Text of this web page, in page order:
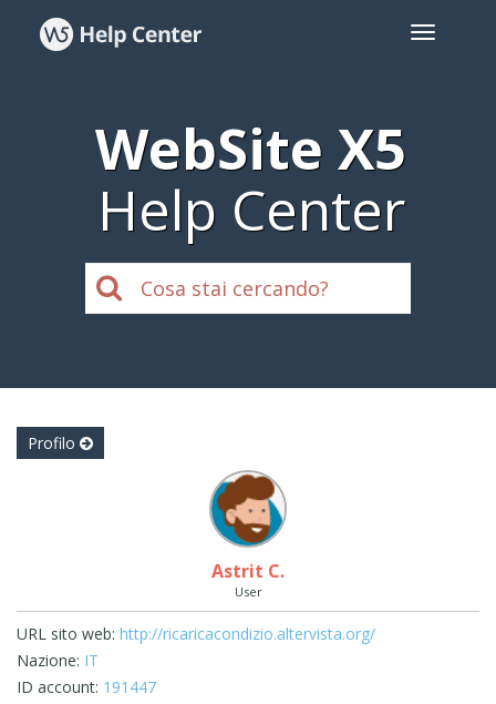
WebSite X5
Help Center
Profilo
Astrit C.
User
URL sito web: http://ricaricacondizio.altervista.org/
Nazione: IT
ID account: 191447